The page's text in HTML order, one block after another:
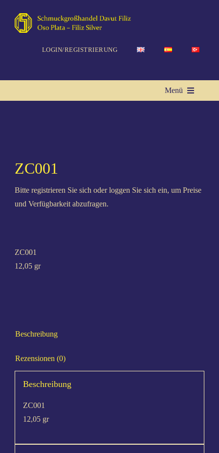
Inhalt
springen
LOGIN/REGISTRIERUNG
Menü
ZC001
Bitte registrieren Sie sich oder loggen Sie sich ein, um Preise
und Verfügbarkeit abzufragen.
ZC001
12,05 gr
Beschreibung
Rezensionen (0)
Beschreibung
ZC001
12,05 gr